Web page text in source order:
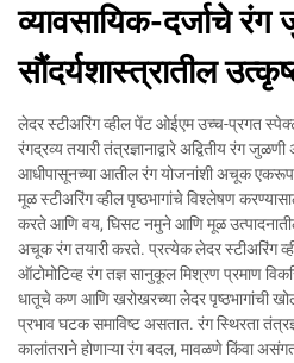
व्यावसायिक-दर्जाचे
सौंदर्यशास्त्रातील
लेदर स्टीअरिंग व्हील पेंट ओईएम उच्च-प्रगत
रंगद्रव्य तयारी तंत्रज्ञानाद्वारे अद्वितीय रंग
आधीपासूनच्या आतील रंग योजनांशी अचूक
मूळ स्टीअरिंग व्हील पृष्ठभागांचे विश्लेषण
करते आणि वय, घिसट नमुने आणि मूळ
अचूक रंग तयारी करते. प्रत्येक लेदर स्टीअरिंग
ऑटोमोटिव्ह रंग तज्ञ सानुकूल मिश्रण प्रमाण
धातूचे कण आणि खरोखरच्या लेदर पृष्ठभागांची
प्रभाव घटक समाविष्ट असतात. रंग स्थिरता
कालांतराने होणाऱ्या रंग बदल, मावळणे किंवा